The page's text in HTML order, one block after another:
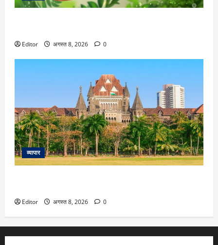
Editor अगस्त 8, 2026 0
व्यापार
Editor अगस्त 8, 2026 0